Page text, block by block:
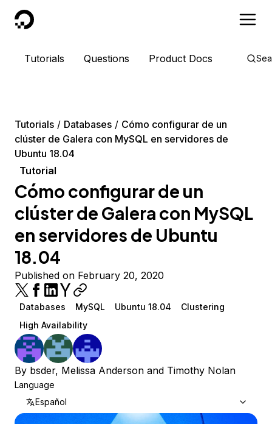
DigitalOcean
Tutorials Questions Product Docs
Tutorials Databases
Cómo configurar de un
clúster de Galera con MySQL en servidores de
Ubuntu 18.04
Tutorial
Cómo configurar de un
clúster de Galera con MySQL
en servidores de Ubuntu
18.04
Published on February 20, 2020
Databases MySQL Ubuntu 18.04
Clustering
High Availability
By bsder, Melissa Anderson and Timothy Nolan
Language
Español